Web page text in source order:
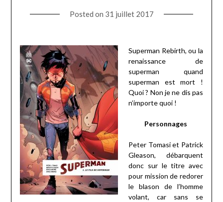
Posted on 31 juillet 2017
Superman Rebirth, ou la
renaissance de
superman quand
superman est mort !
Quoi ? Non je ne dis pas
n’importe quoi !
Personnages
Peter Tomasi et Patrick
Gleason, débarquent
donc sur le titre avec
pour mission de redorer
le blason de l’homme
volant, car sans se